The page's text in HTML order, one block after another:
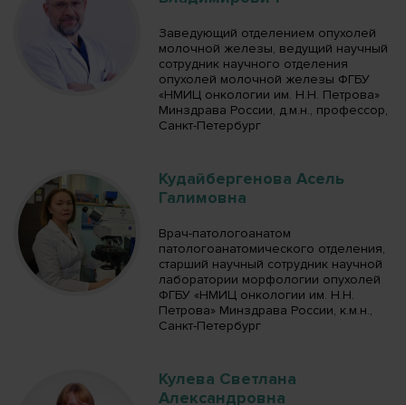
Заведующий отделением опухолей
молочной железы, ведущий научный
сотрудник научного отделения
опухолей молочной железы ФГБУ
«НМИЦ онкологии им. Н.Н. Петрова»
Минздрава России, д.м.н., профессор,
Санкт-Петербург
Кудайбергенова Асель
Галимовна
Врач-патологоанатом
патологоанатомического отделения,
старший научный сотрудник научной
лаборатории морфологии опухолей
ФГБУ «НМИЦ онкологии им. Н.Н.
Петрова» Минздрава России, к.м.н.,
Санкт-Петербург
Кулева Светлана
Александровна